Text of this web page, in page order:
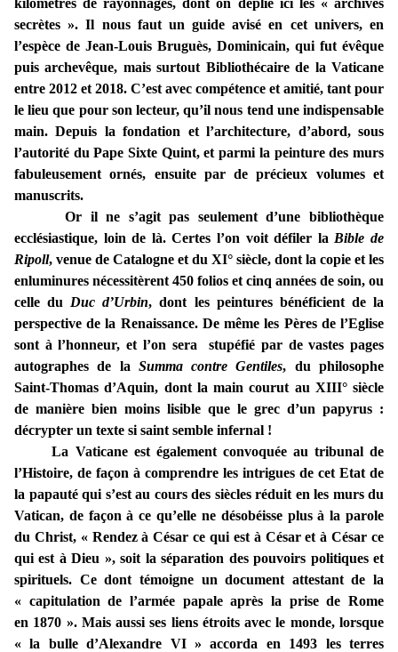
kilomètres de rayonnages, dont on déplie ici les « archives
secrètes ». Il nous faut un guide avisé en cet univers, en
l’espèce de Jean-Louis Bruguès, Dominicain, qui fut évêque
puis archevêque, mais surtout Bibliothécaire de la Vaticane
entre 2012 et 2018. C’est avec compétence et amitié, tant pour
le lieu que pour son lecteur, qu’il nous tend une indispensable
main. Depuis la fondation et l’architecture, d’abord, sous
l’autorité du Pape Sixte Quint, et parmi la peinture des murs
fabuleusement ornés, ensuite par de précieux volumes et
manuscrits.
Or il ne s’agit pas seulement d’une bibliothèque
ecclésiastique, loin de là. Certes l’on voit défiler la Bible de
Ripoll, venue de Catalogne et du XI° siècle, dont la copie et les
enluminures nécessitèrent 450 folios et cinq années de soin, ou
celle du Duc d’Urbin, dont les peintures bénéficient de la
perspective de la Renaissance. De même les Pères de l’Eglise
sont à l’honneur, et l’on sera stupéfié par de vastes pages
autographes de la Summa contre Gentiles, du philosophe
Saint-Thomas d’Aquin, dont la main courut au XIII° siècle
de manière bien moins lisible que le grec d’un papyrus :
décrypter un texte si saint semble infernal !
La Vaticane est également convoquée au tribunal de
l’Histoire, de façon à comprendre les intrigues de cet Etat de
la papauté qui s’est au cours des siècles réduit en les murs du
Vatican, de façon à ce qu’elle ne désobéisse plus à la parole
du Christ, « Rendez à César ce qui est à César et à César ce
qui est à Dieu », soit la séparation des pouvoirs politiques et
spirituels. Ce dont témoigne un document attestant de la
« capitulation de l’armée papale après la prise de Rome
en 1870 ». Mais aussi ses liens étroits avec le monde, lorsque
« la bulle d’Alexandre VI » accorda en 1493 les terres